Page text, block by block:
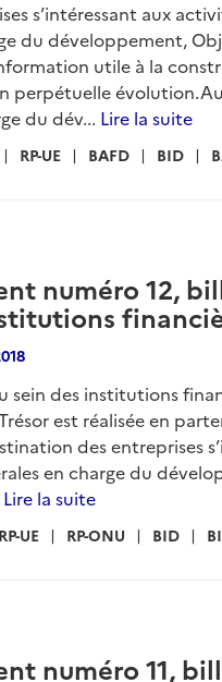
s’intéressant aux
du développement,
utile à la
perpétuelle
du dév... Lire la suite
RP-UE BAFD BID
numéro 12,
sein des institutions
est réalisée en
des entreprises
en charge du
Lire la suite
RP-UE RP-ONU BID
numéro 11,